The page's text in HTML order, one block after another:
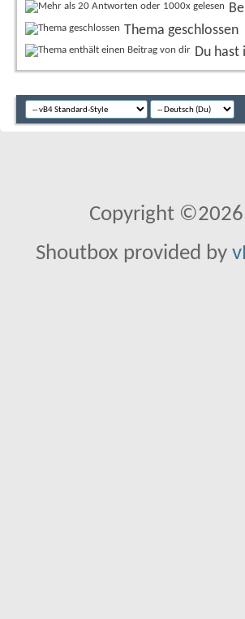
Thema geschlossen
Du hast
Copyright ©2026
Shoutbox provided by